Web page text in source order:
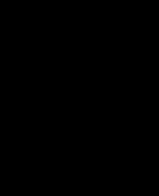
и оформление